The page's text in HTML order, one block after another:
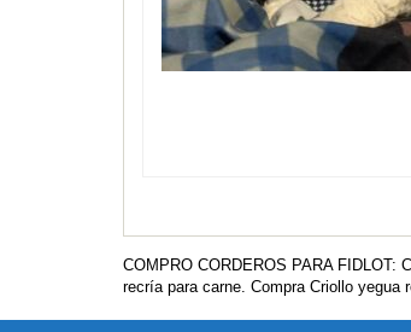
COMPRO CORDEROS PARA FIDLOT:
recría para carne. Compra Criollo yegua